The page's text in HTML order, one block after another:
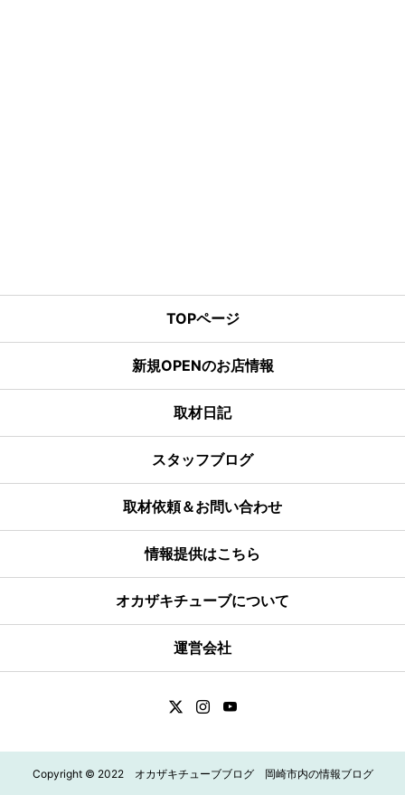
TOPページ
新規OPENのお店情報
取材日記
スタッフブログ
取材依頼＆お問い合わせ
情報提供はこちら
オカザキチューブについて
運営会社
Copyright © 2022 オカザキチューブブログ 岡崎市内の情報ブログ